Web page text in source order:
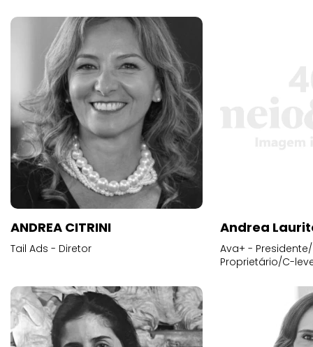
ANDREA CITRINI
Tail Ads - Diretor
Andrea
Ava+ -
Proprietário/C-